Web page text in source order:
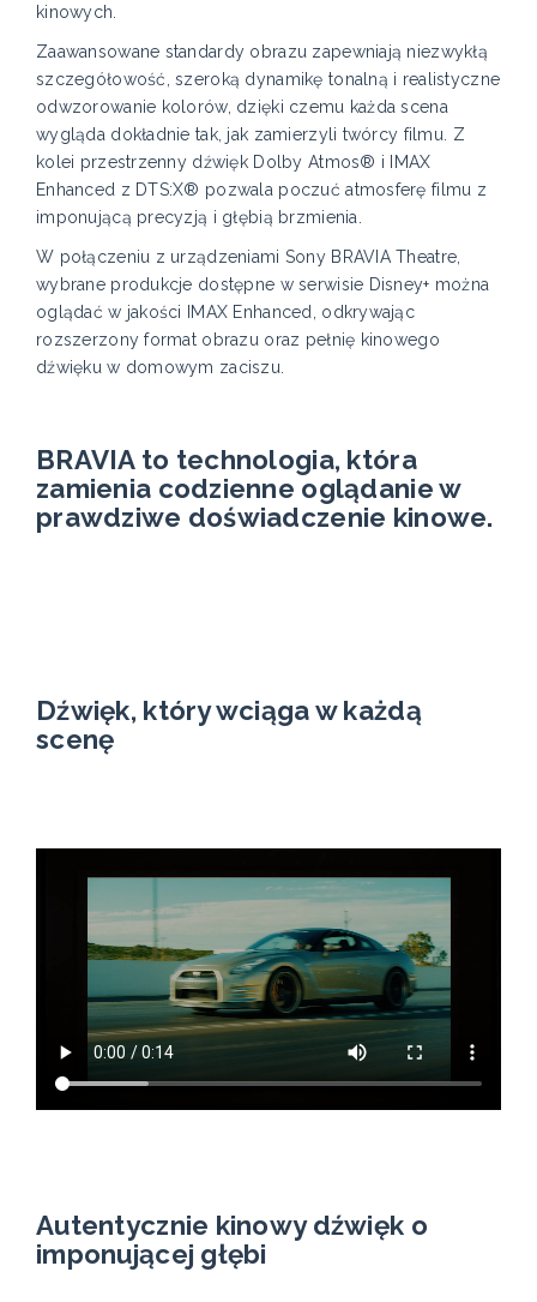
kinowych.
Zaawansowane standardy obrazu zapewniają niezwykłą
szczegółowość, szeroką dynamikę tonalną i realistyczne
odwzorowanie kolorów, dzięki czemu każda scena
wygląda dokładnie tak, jak zamierzyli twórcy filmu. Z
kolei przestrzenny dźwięk Dolby Atmos® i IMAX
Enhanced z DTS:X® pozwala poczuć atmosferę filmu z
imponującą precyzją i głębią brzmienia.
W połączeniu z urządzeniami Sony BRAVIA Theatre,
wybrane produkcje dostępne w serwisie Disney+ można
oglądać w jakości IMAX Enhanced, odkrywając
rozszerzony format obrazu oraz pełnię kinowego
dźwięku w domowym zaciszu.
BRAVIA to technologia, która
zamienia codzienne oglądanie w
prawdziwe doświadczenie kinowe.
Dźwięk, który wciąga w każdą
scenę
Autentycznie kinowy dźwięk o
imponującej głębi